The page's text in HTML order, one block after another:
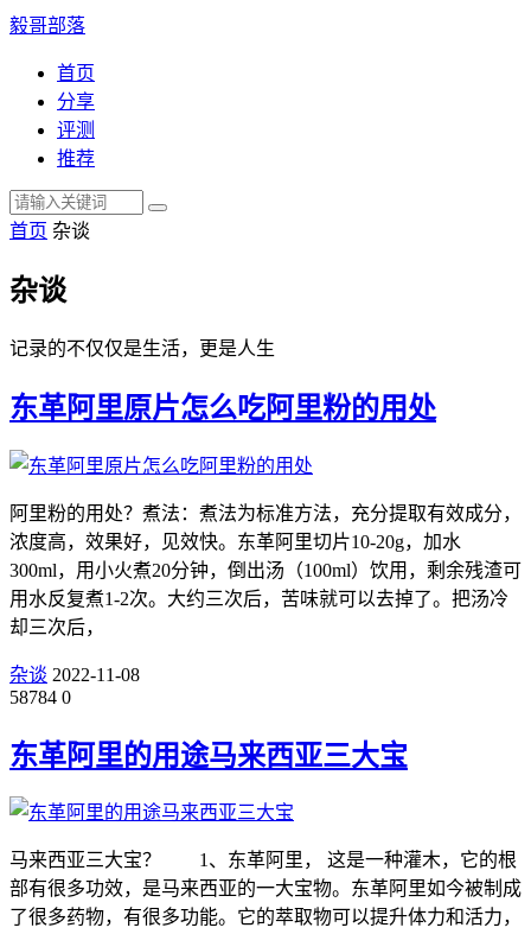
毅哥部落
首页
分享
评测
推荐
首页 杂谈
杂谈
记录的不仅仅是生活，更是人生
东革阿里原片怎么吃阿里粉的用处
阿里粉的用处？煮法：煮法为标准方法，充分提取有效成分，
浓度高，效果好，见效快。东革阿里切片10-20g，加水
300ml，用小火煮20分钟，倒出汤（100ml）饮用，剩余残渣可
用水反复煮1-2次。大约三次后，苦味就可以去掉了。把汤冷
却三次后，
杂谈 2022-11-08
58784 0
东革阿里的用途马来西亚三大宝
马来西亚三大宝？ 1、东革阿里， 这是一种灌木，它的根
部有很多功效，是马来西亚的一大宝物。东革阿里如今被制成
了很多药物，有很多功能。它的萃取物可以提升体力和活力，